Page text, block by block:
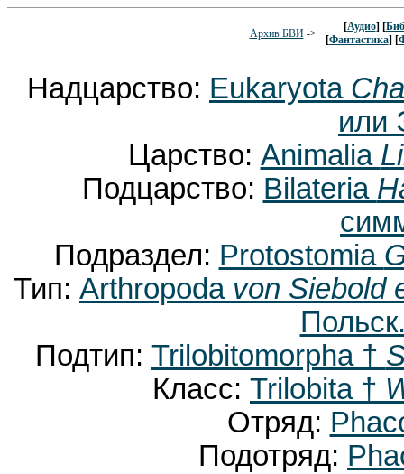
Архив БВИ->
[Аудио] [
[Фантастика] [
Надцарство: Eukaryota
или
Царство: Animalia
Подцарство: Bilateria
Подраздел: Protostomia
Тип: Arthropoda von Siebold
Подтип: Trilobitomorpha †
Класс: Trilobita †
Отряд:
Подотряд: